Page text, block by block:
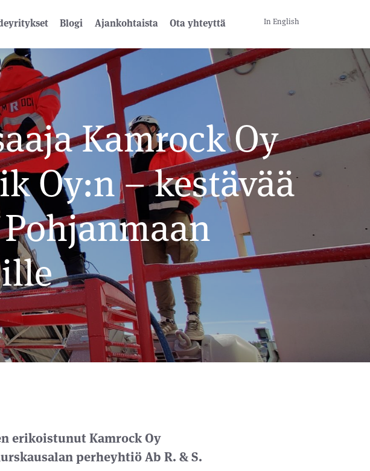
Blogi Ajankohtaista Ota yhteyttä In English
Kamrock Oy
Oy:n – kestävää
erikoistunut Kamrock Oy
perheyhtiö Ab R. & S.